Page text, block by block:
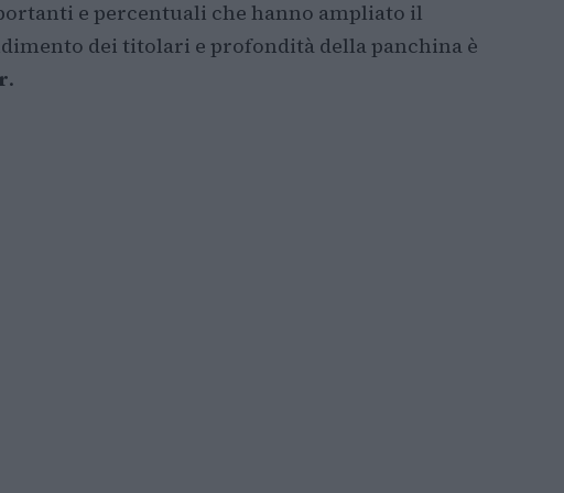
e percentuali che hanno ampliato il
dei titolari e profondità della panchina è
.